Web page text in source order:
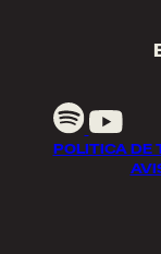
POLITICA DE